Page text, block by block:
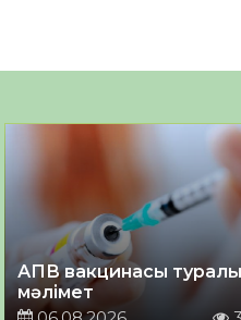
АПВ вакцинасы туралы
мәлімет